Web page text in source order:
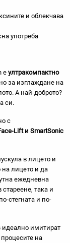
и облекчава
употреба
е ултракомпактно
за изглаждане на
А най-доброто?
си.
с
Lift и SmartSonic
в лицето и
на лицето и да
ежедневна
така и
стегната и по-
идеално имитират
на